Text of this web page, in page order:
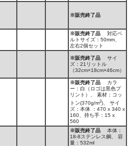
※販売終了品
※販売終了品 対応ベ
ルトサイズ：50mm、
左右2個セット
※販売終了品 サイ
ズ：21リットル
（32cm×18cm×46cm）
※販売終了品 カラ
ー：白（ロゴは黒色プ
リント）、 素材：コッ
トン(370g/m2)、 サイ
ズ：本体 ：470 x 340 x
160、持ち手：15 x
560
※販売終了品 本体：
18-8ステンレス鋼、 容
量：532ml